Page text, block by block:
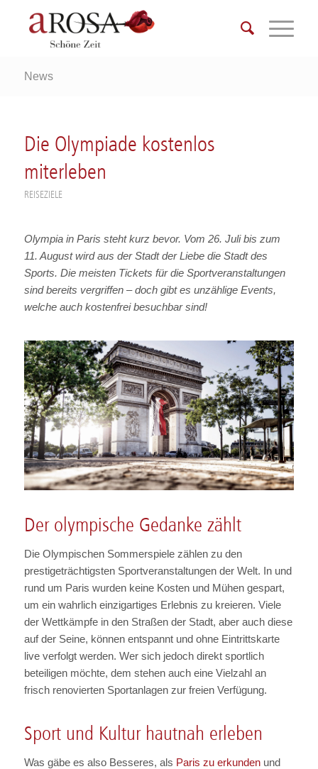
News
Die Olympiade kostenlos
miterleben
REISEZIELE
Olympia in Paris steht kurz bevor. Vom 26. Juli bis zum
11. August wird aus der Stadt der Liebe die Stadt des
Sports. Die meisten Tickets für die Sportveranstaltungen
sind bereits vergriffen – doch gibt es unzählige Events,
welche auch kostenfrei besuchbar sind!
Der olympische Gedanke zählt
Die Olympischen Sommerspiele zählen zu den
prestigeträchtigsten Sportveranstaltungen der Welt. In und
rund um Paris wurden keine Kosten und Mühen gespart,
um ein wahrlich einzigartiges Erlebnis zu kreieren. Viele
der Wettkämpfe in den Straßen der Stadt, aber auch diese
auf der Seine, können entspannt und ohne Eintrittskarte
live verfolgt werden. Wer sich jedoch direkt sportlich
beteiligen möchte, dem stehen auch eine Vielzahl an
frisch renovierten Sportanlagen zur freien Verfügung.
Sport und Kultur hautnah erleben
Was gäbe es also Besseres, als Paris zu erkundenund